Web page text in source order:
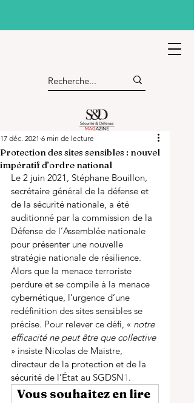
Protection des sites sensibles : nouvel
impératif d’ordre national
17 déc. 2021 6 min de lecture
Le 2 juin 2021, Stéphane Bouillon,
secrétaire général de la défense et
de la sécurité nationale, a été
auditionné par la commission de la
Défense de l’Assemblée nationale
pour présenter une nouvelle
stratégie nationale de résilience.
Alors que la menace terroriste
perdure et se compile à la menace
cybernétique, l’urgence d’une
redéfinition des sites sensibles se
précise. Pour relever ce défi, « notre
efficacité ne peut être que collective
» insiste Nicolas de Maistre,
directeur de la protection et de la
sécurité de l’État au SGDSN1 .
Vous souhaitez en lire